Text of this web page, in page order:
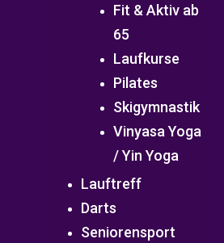
Fit & Aktiv ab
65
Laufkurse
Pilates
Skigymnastik
Vinyasa Yoga
/ Yin Yoga
Lauftreff
Darts
Seniorensport